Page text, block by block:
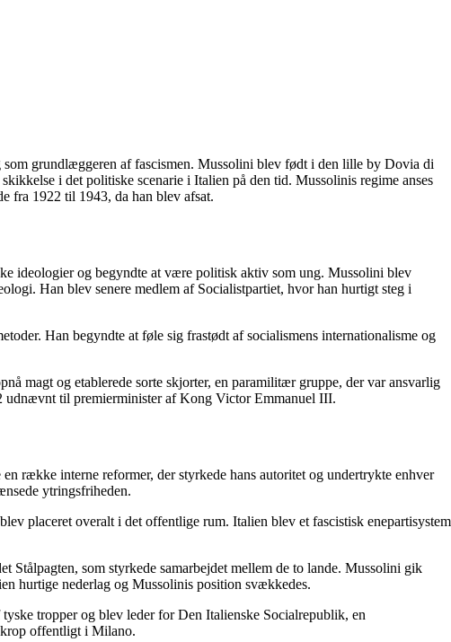
grundlæggeren af ​​fascismen. Mussolini blev født i den lille by Dovia di
i det politiske scenarie i Italien på den tid. Mussolinis regime anses
fra 1922 til 1943, da han blev afsat.
ideologier og begyndte at være politisk aktiv som ung. Mussolini blev
Han blev senere medlem af Socialistpartiet, hvor han hurtigt steg i
Han begyndte at føle sig frastødt af socialismens internationalisme og
magt og etablerede sorte skjorter, en paramilitær gruppe, der var ansvarlig
udnævnt til premierminister af Kong Victor Emmanuel III.
række interne reformer, der styrkede hans autoritet og undertrykte enhver
ytringsfriheden.
placeret overalt i det offentlige rum. Italien blev et fascistisk enepartisystem
som styrkede samarbejdet mellem de to lande. Mussolini gik
hurtige nederlag og Mussolinis position svækkedes.
tropper og blev leder for Den Italienske Socialrepublik, en
krop offentligt i Milano.